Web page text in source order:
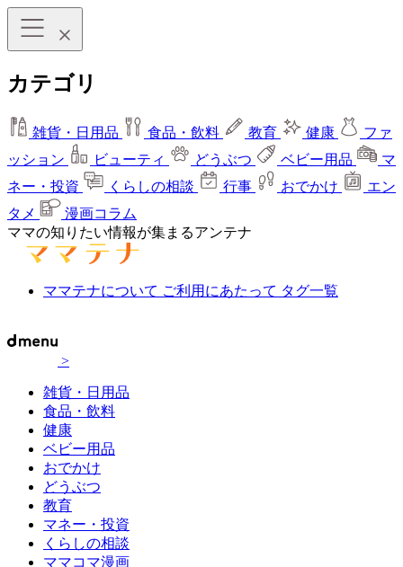
カテゴリ
雑貨・日用品 食品・飲料 教育 健康
ファ
ッション
ビューティ どうぶつ ベビー用品
マ
ネー・投資
くらしの相談 行事 おでかけ
エン
タメ
漫画コラム
ママの知りたい情報が集まるアンテナ
ママテナについて ご利用にあたって タグ一覧
>
雑貨・日用品
食品・飲料
健康
ベビー用品
おでかけ
どうぶつ
教育
マネー・投資
くらしの相談
ママコマ漫画